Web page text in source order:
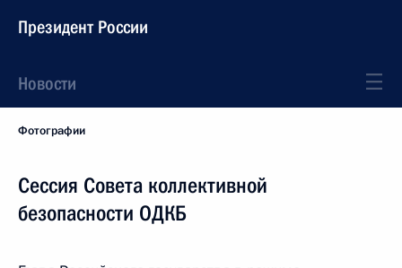
Президент России
Новости
Фотографии
Сессия Совета коллективной
безопасности ОДКБ